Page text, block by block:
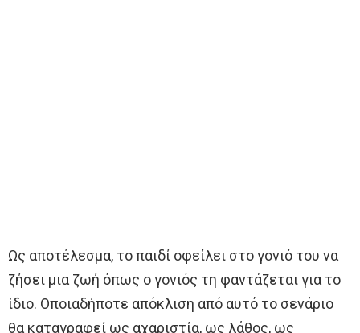
Ως αποτέλεσμα, το παιδί οφείλει στο γονιό του να
ζήσει μια ζωή όπως ο γονιός τη φαντάζεται για το
ίδιο. Οποιαδήποτε απόκλιση από αυτό το σενάριο
θα καταγραφεί ως αχαριστία, ως λάθος, ως